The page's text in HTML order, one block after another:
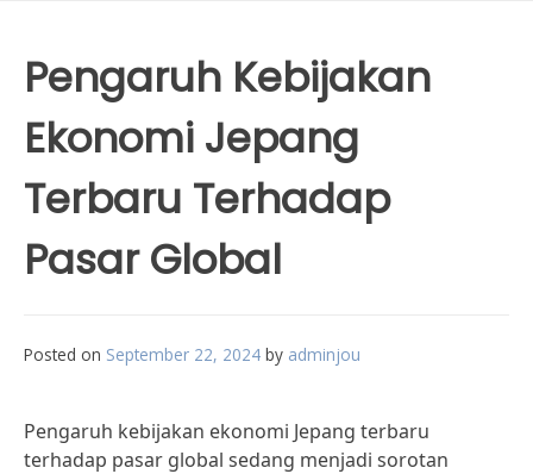
Pengaruh Kebijakan
Ekonomi Jepang
Terbaru Terhadap
Pasar Global
Posted on September 22, 2024 by adminjou
Pengaruh kebijakan ekonomi Jepang terbaru
terhadap pasar global sedang menjadi sorotan